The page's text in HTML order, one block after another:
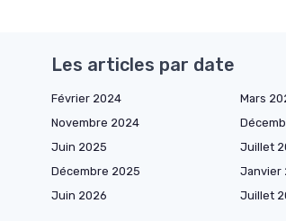
Les articles par date
Février 2024 Mars
Novembre 2024
Juin 2025
Juillet
Décembre 2025
Janvier
Juin 2026
Juillet